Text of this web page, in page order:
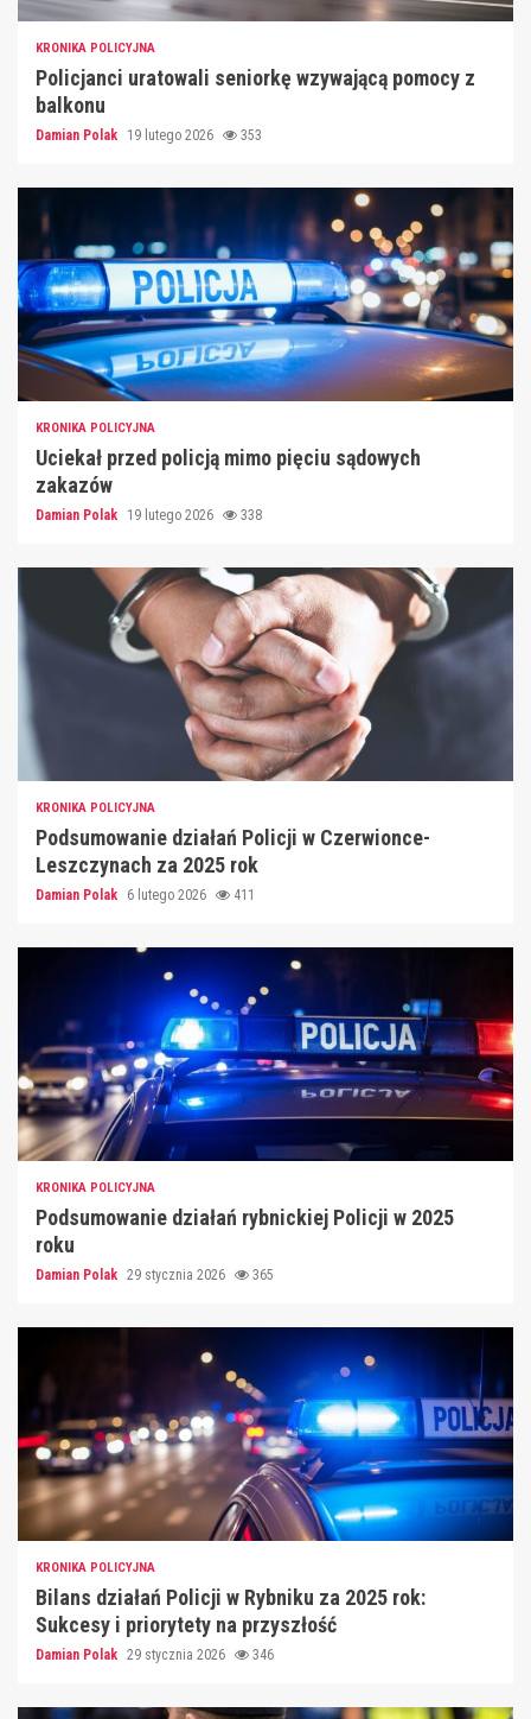
KRONIKA POLICYJNA
Policjanci uratowali seniorkę wzywającą pomocy z
balkonu
Damian Polak 19 lutego 2026 353
KRONIKA POLICYJNA
Uciekał przed policją mimo pięciu sądowych
zakazów
Damian Polak 19 lutego 2026 338
KRONIKA POLICYJNA
Podsumowanie działań Policji w Czerwionce-
Leszczynach za 2025 rok
Damian Polak 6 lutego 2026 411
KRONIKA POLICYJNA
Podsumowanie działań rybnickiej Policji w 2025
roku
Damian Polak 29 stycznia 2026 365
KRONIKA POLICYJNA
Bilans działań Policji w Rybniku za 2025 rok:
Sukcesy i priorytety na przyszłość
Damian Polak 29 stycznia 2026 346